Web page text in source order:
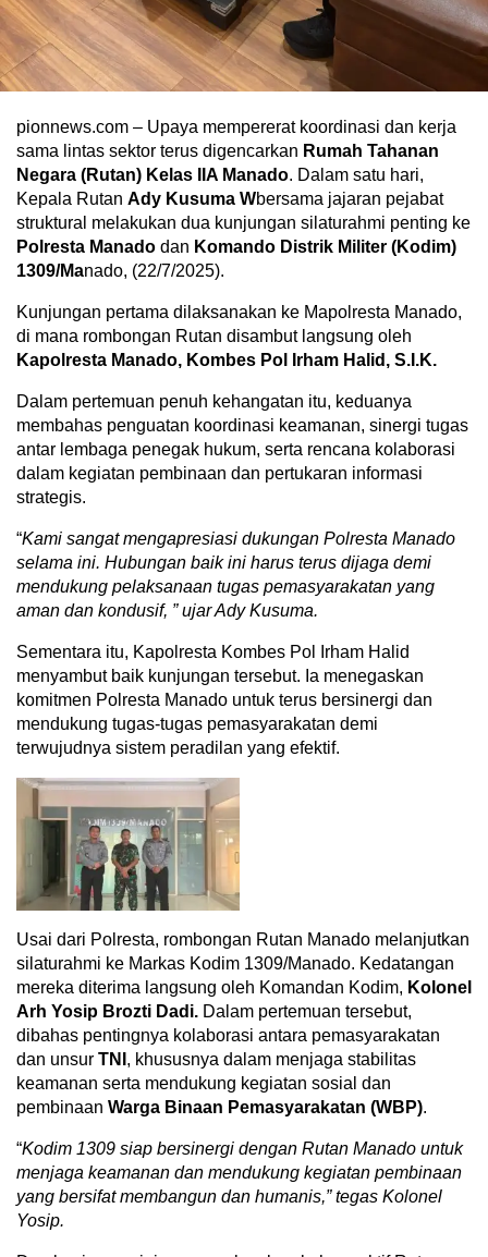
pionnews.com – Upaya mempererat koordinasi dan kerja
sama lintas sektor terus digencarkan Rumah Tahanan
Negara (Rutan) Kelas IIA Manado. Dalam satu hari,
Kepala Rutan Ady Kusuma Wbersama jajaran pejabat
struktural melakukan dua kunjungan silaturahmi penting ke
Polresta Manado dan Komando Distrik Militer (Kodim)
1309/Manado, (22/7/2025).
Kunjungan pertama dilaksanakan ke Mapolresta Manado,
di mana rombongan Rutan disambut langsung oleh
Kapolresta Manado, Kombes Pol Irham Halid, S.I.K.
Dalam pertemuan penuh kehangatan itu, keduanya
membahas penguatan koordinasi keamanan, sinergi tugas
antar lembaga penegak hukum, serta rencana kolaborasi
dalam kegiatan pembinaan dan pertukaran informasi
strategis.
“Kami sangat mengapresiasi dukungan Polresta Manado
selama ini. Hubungan baik ini harus terus dijaga demi
mendukung pelaksanaan tugas pemasyarakatan yang
aman dan kondusif, ” ujar Ady Kusuma.
Sementara itu, Kapolresta Kombes Pol Irham Halid
menyambut baik kunjungan tersebut. Ia menegaskan
komitmen Polresta Manado untuk terus bersinergi dan
mendukung tugas-tugas pemasyarakatan demi
terwujudnya sistem peradilan yang efektif.
Usai dari Polresta, rombongan Rutan Manado melanjutkan
silaturahmi ke Markas Kodim 1309/Manado. Kedatangan
mereka diterima langsung oleh Komandan Kodim, Kolonel
Arh Yosip Brozti Dadi. Dalam pertemuan tersebut,
dibahas pentingnya kolaborasi antara pemasyarakatan
dan unsur TNI , khususnya dalam menjaga stabilitas
keamanan serta mendukung kegiatan sosial dan
pembinaan Warga Binaan Pemasyarakatan (WBP).
“Kodim 1309 siap bersinergi dengan Rutan Manado untuk
menjaga keamanan dan mendukung kegiatan pembinaan
yang bersifat membangun dan humanis,” tegas Kolonel
Yosip.